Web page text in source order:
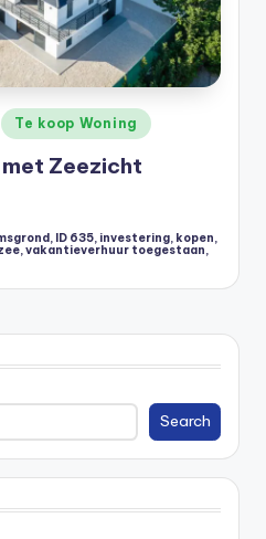
Te koop Woning
Zeezicht
ID 635 investering kopen
,vakantieverhuur toegestaan,
Search